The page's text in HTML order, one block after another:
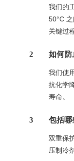
我们的
50°C
关键过
2 如何防
我们使
抗化学
寿命。
3 包括哪
双重保
压制冷